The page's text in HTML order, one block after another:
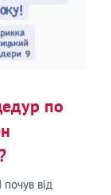
по
почув від